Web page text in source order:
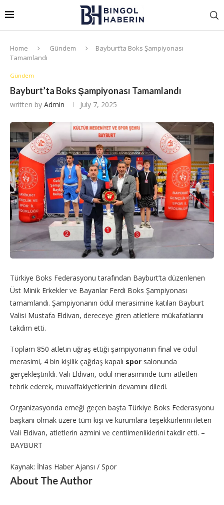
Home Gündem
Bayburt’ta Boks Şampiyonası
Tamamlandı
Gündem
Bayburt’ta Boks Şampiyonası Tamamlandı
written by Admin July 7, 2025
Türkiye Boks Federasyonu tarafından Bayburt’ta düzenlenen
Üst Minik Erkekler ve Bayanlar Ferdi Boks Şampiyonası
tamamlandı. Şampiyonanın ödül merasimine katılan Bayburt
Valisi Mustafa Eldivan, dereceye giren atletlere mükafatlarını
takdim etti.
Toplam 850 atletin uğraş ettiği şampiyonanın final ve ödül
merasimi, 4 bin kişilik çağdaş kapalı spor salonunda
gerçekleştirildi. Vali Eldivan, ödül merasiminde tüm atletleri
tebrik ederek, muvaffakiyetlerinin devamını diledi.
Organizasyonda emeği geçen başta Türkiye Boks Federasyonu
başkanı olmak üzere tüm kişi ve kurumlara teşekkürlerini ileten
Vali Eldivan, atletlerin azmini ve centilmenliklerini takdir etti. –
BAYBURT
Kaynak: İhlas Haber Ajansı / Spor
About The Author